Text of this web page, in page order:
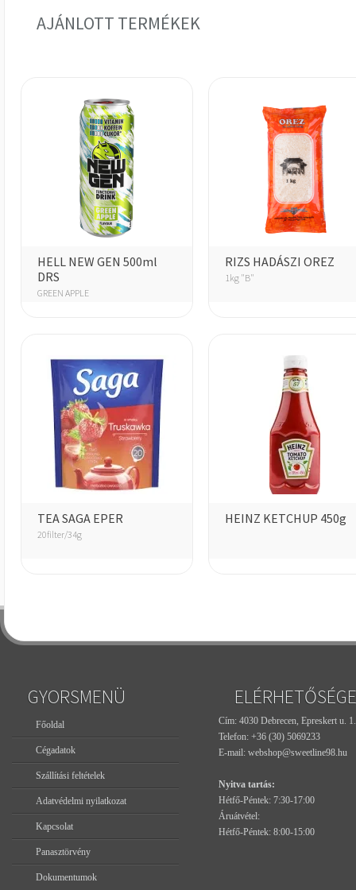
AJÁNLOTT TERMÉKEK
HELL NEW GEN 500ml
DRS
GREEN APPLE
RIZS HADÁSZI OREZ
1kg "B"
TEA SAGA EPER
20filter/34g
HEINZ KETCHUP 450g
GYORSMENÜ
Főoldal
Cégadatok
Szállítási feltételek
Adatvédelmi nyilatkozat
Kapcsolat
Panasztörvény
Dokumentumok
Cím: 4030 Debrecen, Epreskert u. 1.
Telefon: +36 (30) 5069233
E-mail: webshop@sweetline98.hu
Nyitva tartás:
Hétfő-Péntek: 7:30-17:00
Áruátvétel:
Hétfő-Péntek: 8:00-15:00